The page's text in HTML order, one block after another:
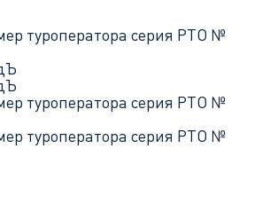
туроператора серия РТО №
туроператора серия РТО №
туроператора серия РТО №